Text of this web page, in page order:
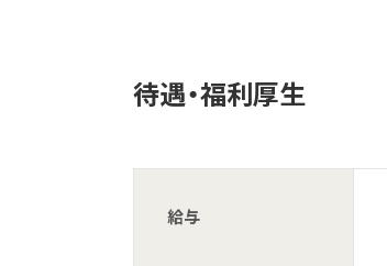
待遇・福利厚生
給与